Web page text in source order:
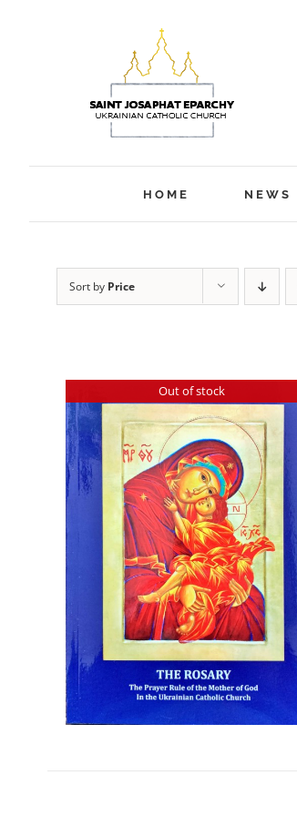
HOME NEWS
Sort by Price
Out of stock